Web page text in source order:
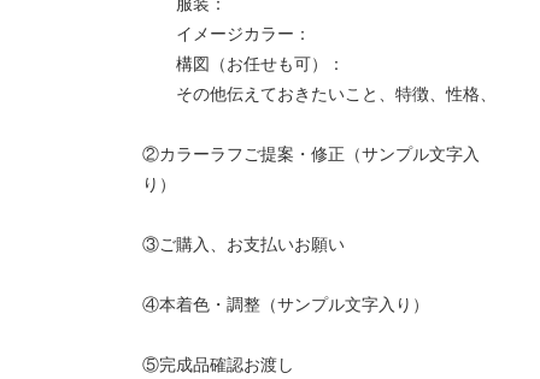
服装：
イメージカラー：
構図（お任せも可）：
その他伝えておきたいこと、特徴、性格、
②カラーラフご提案・修正（サンプル文字入
り）
③ご購入、お支払いお願い
④本着色・調整（サンプル文字入り）
⑤完成品確認お渡し